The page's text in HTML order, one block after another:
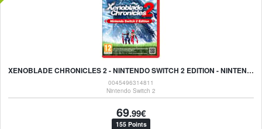
XENOBLADE CHRONICLES 2 - NINTENDO SWITCH 2 EDITION - NINTENDO SWITCH 2
0045496314811
Nintendo Switch 2
69.99€
155 Points